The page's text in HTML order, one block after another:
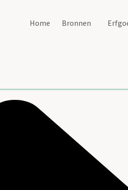
Home Bronnen